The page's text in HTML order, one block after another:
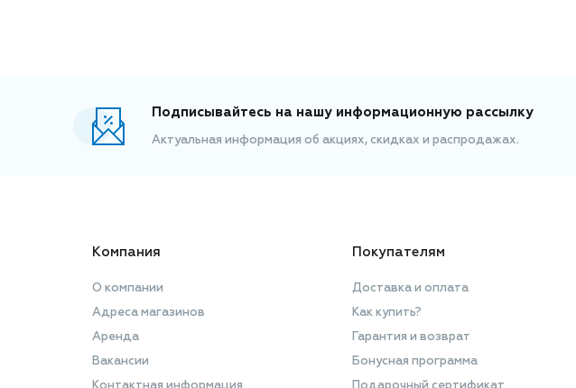
Подписывайтесь на нашу информационную рассылку
Актуальная информация об акциях, скидках и распродажах.
Компания
О компании
Адреса магазинов
Аренда
Вакансии
Покупателям
Доставка и оплата
Как купить?
Гарантия и возврат
Бонусная программа